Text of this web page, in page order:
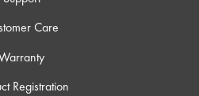
Care
Registration